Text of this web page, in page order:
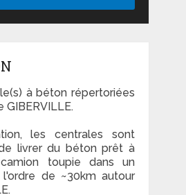
à béton répertoriées
GIBERVILLE.
les centrales sont
livrer du béton prêt à
toupie dans un
de ~30km autour